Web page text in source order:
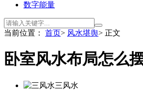
数字能量
当前位置： 首页> 风水堪舆> 正文
卧室风水布局怎么
三风水